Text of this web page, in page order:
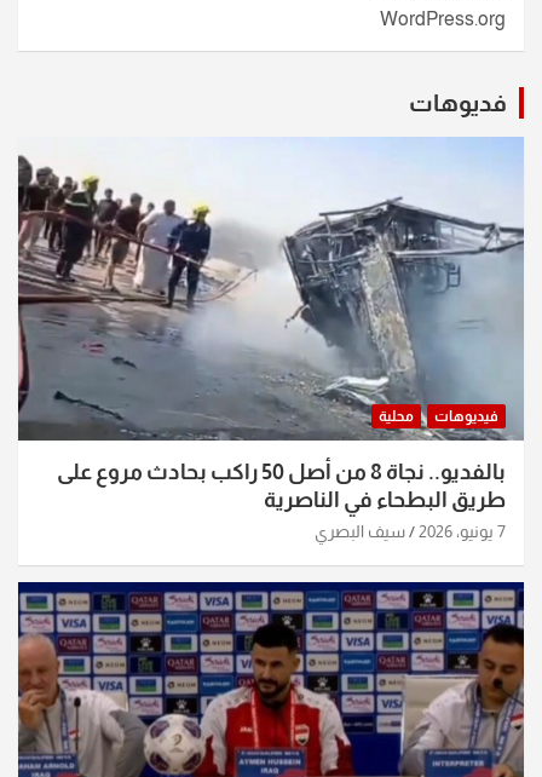
WordPress.org
فديوهات
فيديوهات محلية
بالفديو.. نجاة 8 من أصل 50 راكب بحادث مروع على
طريق البطحاء في الناصرية
7 يونيو، 2026 سيف البصري